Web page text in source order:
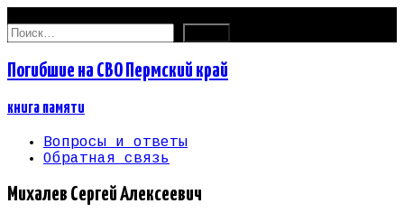
Найти:
Погибшие на СВО Пермский край
книга памяти
Вопросы и ответы
Обратная связь
Михалев Сергей Алексеевич